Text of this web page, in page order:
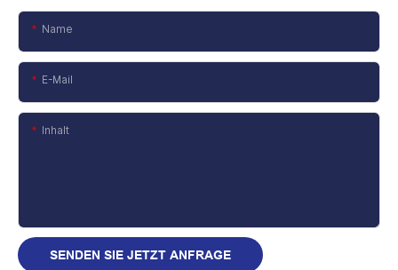
Name
E-Mail
Inhalt
SENDEN SIE JETZT ANFRAGE